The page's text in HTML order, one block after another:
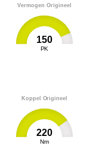
Vermogen Origineel
150
PK
Koppel Origineel
220
Nm